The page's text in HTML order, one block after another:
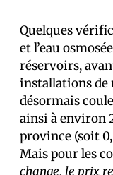
Quelques
et l’eau
réservoirs,
installations
désormais
ainsi à environ
province (soit
Mais pour les
change, le prix